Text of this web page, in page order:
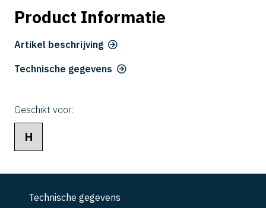
Product Informatie
Artikel beschrijving
Technische gegevens
Geschikt voor:
H
Technische gegevens